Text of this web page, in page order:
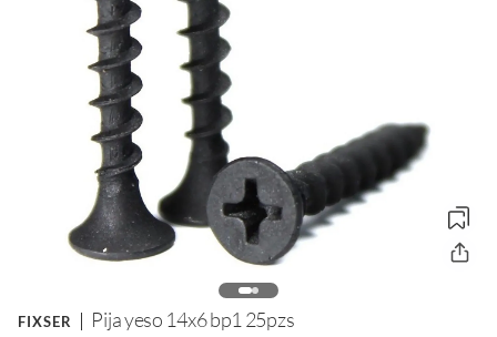
FIXSER Pija yeso 14x6 bp1 25pzs